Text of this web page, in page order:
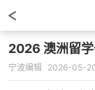
2026 澳洲留
宁波编辑 2026-05-